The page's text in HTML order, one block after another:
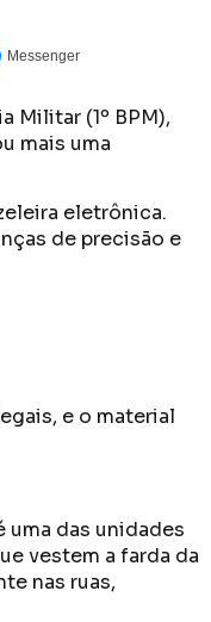
Militar (1º BPM),
mais uma
eletrônica.
de precisão e
e o material
uma das unidades
vestem a farda da
nas ruas,